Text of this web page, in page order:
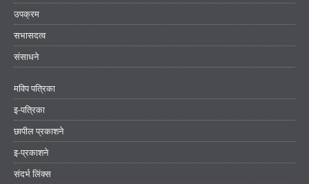
उपक्रम
सभासदत्व
संसाधने
मविप पत्रिका
इ-पत्रिका
छापील प्रकाशने
इ-प्रकाशने
संदर्भ लिंक्स